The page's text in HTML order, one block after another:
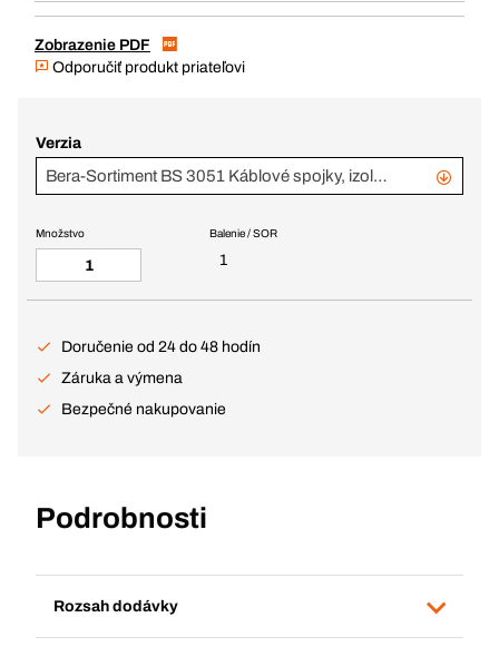
Zobrazenie PDF
Odporučiť produkt priateľovi
Verzia
Bera-Sortiment BS 3051 Káblové spojky, izolované
Balenie / SOR
1
Množstvo
Doručenie od 24 do 48 hodín
Záruka a výmena
Bezpečné nakupovanie
Podrobnosti
Rozsah dodávky